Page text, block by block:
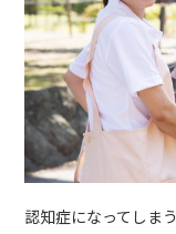
認知症になってしま